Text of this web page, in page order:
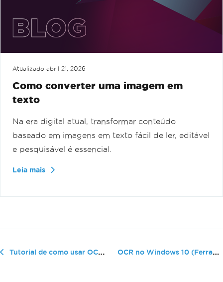
Atualizado abril 21, 2026
Como converter uma imagem em
texto
Na era digital atual, transformar conteúdo
baseado em imagens em texto fácil de ler, editável
e pesquisável é essencial.
Leia mais
Tutorial de como usar OCR em um PDF (Ferramentas online gratuitas) OCR no Windows 10 (Ferramentas onli...